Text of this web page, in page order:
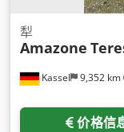
Kassel 9,352 km
犁
Amazone
价格信